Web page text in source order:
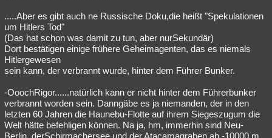
.....Aber es gibt auch ne Russische Doku,die heißt "Spekulationen
um Hitlers Tod"
(Das hat schon was damit zu tun, aber nurSekundär)
Dort bestätigen einige frühere Geheimagenten, das es niemals
Hitlergewesen
sein kann, der verbrannt wurde, hinter dem Führer Bunker.
-OoochRigor......natürlich kann er nicht hinter dem Führerbunker
verbrannt worden sein. Danngäbe es ja niemanden, der in den
letzten 60 Jahren die Haunebu-Flotte auf ihrem Siegeszugum die
Welt hätte befehligen können. Na ja, hm, immerhin sind Neu-
Berlin, derSchirmachersee und der Atacamagraben ab -10000 m